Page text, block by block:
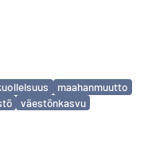
maahanmuutto
väestönkasvu